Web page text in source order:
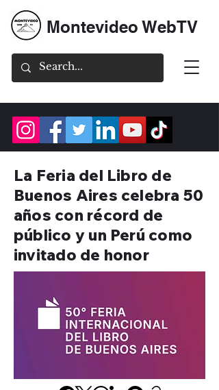
Montevideo WebTV
La Feria del Libro de
Buenos Aires celebra 50
años con récord de
público y un Perú como
invitado de honor